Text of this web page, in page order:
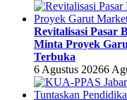
Revitalisasi Pasar
Minta Proyek
Terbuka
6 Agustus 20266